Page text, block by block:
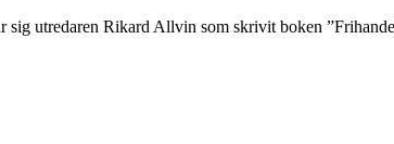
utredaren Rikard Allvin som skrivit boken